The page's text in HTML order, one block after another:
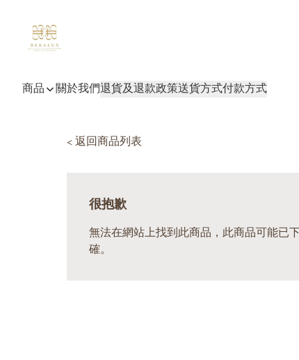
商品 關於我們退貨及退款政策送貨方式付款方式
< 返回商品列表
很抱歉
無法在網站上找到此商品，此商品可能已
確。